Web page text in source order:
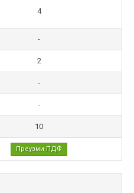
4
-
2
-
-
10
Преузми ПДФ